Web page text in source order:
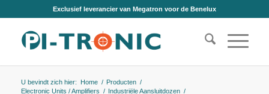
Exclusief leverancier van Megatron voor de Benelux
U bevindt zich hier: Home / Producten /
Electronic Units / Amplifiers / Industriële Aansluitdozen /